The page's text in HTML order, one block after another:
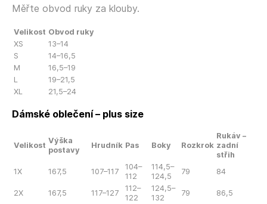
Měřte obvod ruky za klouby.
Velikost Obvod ruky
XS
13–14
S
14–16,5
M
16,5–19
L
19–21,5
XL
21,5–24
Dámské oblečení – plus size
Velikost
Výška
postavy
Hrudník Pas Boky Rozkrok
Rukáv –
zadní
střih
1X
167,5 107–117
104–
112
114,5–
124,5
79 84
2X 167,5 117–127
112–
122
124,5–
132
79 86,5